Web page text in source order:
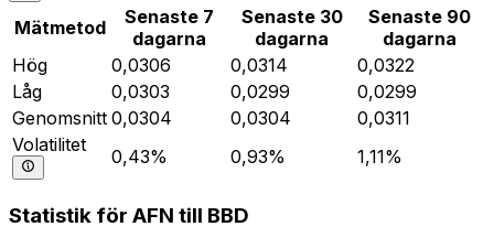
Mätmetod
Senaste 7
dagarna
Senaste 30
dagarna
Senaste 90
dagarna
Hög
0,0306 0,0314
0,0322
Låg
0,0303 0,0299
0,0299
Genomsnitt 0,0304 0,0304
0,0311
Volatilitet
0,43% 0,93% 1,11%
Statistik för AFN till BBD